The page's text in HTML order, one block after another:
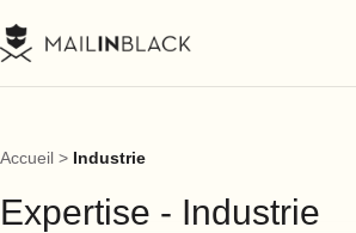
Accueil > Industrie
Expertise - Industrie